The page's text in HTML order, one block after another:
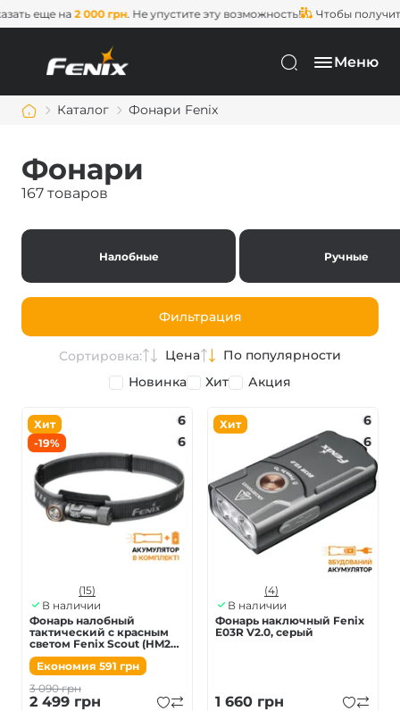
на2 000 грн. Не упустите эту возможность! Чтобы получить
Меню
Каталог Фонари Fenix
Фонари
167 товаров
Налобные Ручные
Фильтрация
Сортировка: Цена
По популярности
Новинка
Хит Акция
Хит
-19%
6
6
(15)
В наличии
Фонарь налобный
тактический с красным
светом Fenix Scout (HM23
V2.0) | Лимитированная
серия
Економия 591 грн
3 090грн
2 499 грн
Хит
6
6
(4)
В наличии
Фонарь наключный Fenix
E03R V2.0, серый
1 660 грн